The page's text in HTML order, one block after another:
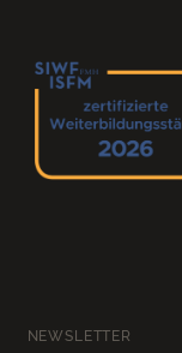
NEWSLETTER